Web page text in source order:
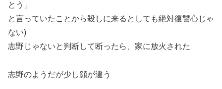
とう」
と言っていたことから殺しに来るとしても絶対復讐心じゃ
ない)
志野じゃないと判断して断ったら、家に放火された
志野のようだが少し顔が違う